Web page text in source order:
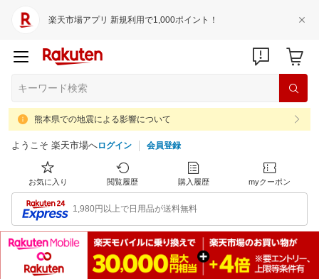
楽天市場アプリ 新規利用で1,000ポイント！
熊本県での地震による影響について
ようこそ 楽天市場へログイン 会員登録
お気に入り 閲覧履歴 購入履歴 myクーポン
1,980円以上で日用品が送料無料